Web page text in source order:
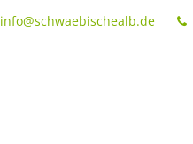
info@schwaebischealb.de